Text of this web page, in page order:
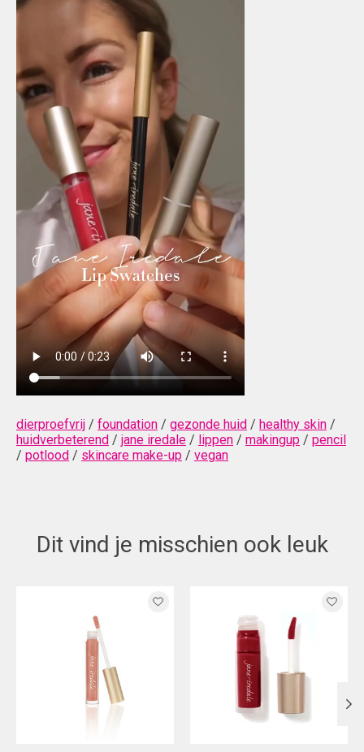
dierproefvrij / foundation / gezonde huid / healthy skin /
huidverbeterend / jane iredale / lippen / makingup / pencil
/ potlood / skincare make-up / vegan
Dit vind je misschien ook leuk
Items van productcarrousel